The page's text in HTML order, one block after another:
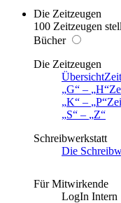
Die Zeitzeugen
100 Zeitzeugen
Bücher
Die Zeitzeugen
Übersicht
G
– H
K
– P
S
–
Z
Schreibwerkstatt
Die
Für Mitwirkende
LogIn Intern